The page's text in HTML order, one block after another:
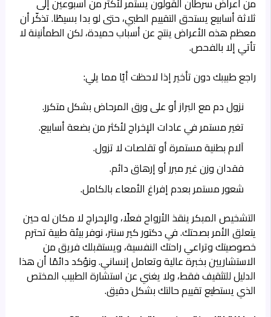
من اعراض سرطان القولون يستمر لأكثر من أسبوعين إلى
ثلاثة أسابيع يستحق التقييم الطبي، حتى لو بدا بسيطًا. تذكّر أن
معظم هذه الأعراض ينتج عن أسباب حميدة، لكن الطمأنينة لا
تأتي إلا بالفحص.
راجع طبيبك دون تأخير إذا لاحظت أيًا مما يلي:
نزول دم مع البراز أو على ورق المرحاض بشكل متكرر.
تغير مستمر في عادات الإخراج لأكثر من بضعة أسابيع.
آلام بطنية مستمرة أو تقلصات لا تزول.
فقدان وزن غير مبرر أو إرهاق دائم.
شعور مستمر بعدم إفراغ الأمعاء بالكامل.
التشخيص المبكر ينقذ الأرواح فعلًا، والإحراج لا مكان له حين
يتعلق الأمر بصحتك. في دكتور كير سنتر، نوفر بيئة طبية تحترم
خصوصيتك وتراعي راحتك النفسية، ويستقبلك فريق من
الاستشاريين بخبرة عالية وتعامل إنساني. ونؤكد دائمًا أن هذا
الدليل للتثقيف فقط، ولا يغني عن استشارة الطبيب المختص
الذي يستطيع تقييم حالتك بشكل دقيق.